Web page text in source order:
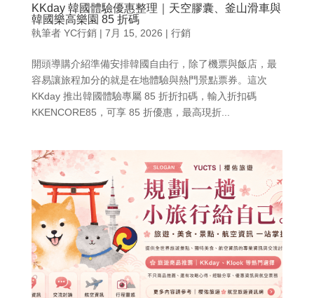
KKday 韓國體驗優惠整理｜天空膠囊、釜山滑車與
韓國樂高樂園 85 折碼
執筆者 YC行銷| 7月 15, 2026 | 行銷
開頭導購介紹準備安排韓國自由行，除了機票與飯店，最
容易讓旅程加分的就是在地體驗與熱門景點票券。這次
KKday 推出韓國體驗專屬 85 折折扣碼，輸入折扣碼
KKENCORE85，可享 85 折優惠，最高現折...